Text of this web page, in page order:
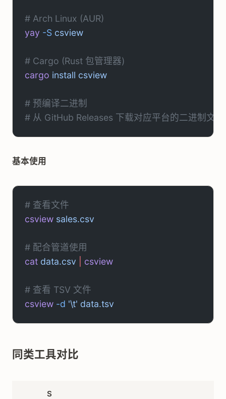
# Arch Linux (AUR)
yay -S csview
# Cargo (Rust 包管理器)
cargo install csview
# 预编译二进制
# 从 GitHub Releases 下载对应平台的二进制文件
基本使用
# 查看文件
csview sales.csv
# 配合管道使用
cat data.csv csview
# 查看 TSV 文件
csview -d '\t' data.tsv
同类工具对比
S